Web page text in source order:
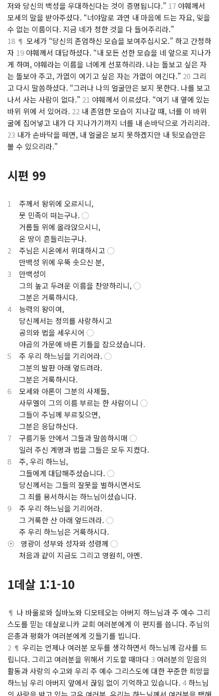
저와 당신의 백성을 우대하신다는 것이 증명됩니다.” 17 야훼께서
모세의 말을 받아주셨다. “너야말로 과연 내 마음에 드는 자요, 잊을
수 없는 이름이다. 지금 네가 청한 것을 다 들어주리라.”
18 ¶ 모세가 “당신의 존엄하신 모습을 보여주십시오.” 하고 간청하
자 19 야훼께서 대답하셨다. “내 모든 선한 모습을 네 앞으로 지나가
게 하며, 야훼라는 이름을 너에게 선포하리라. 나는 돌보고 싶은 자
는 돌보아 주고, 가엾이 여기고 싶은 자는 가엾이 여긴다.” 20 그리
고 다시 말씀하셨다. “그러나 나의 얼굴만은 보지 못한다. 나를 보고
나서 사는 사람이 없다.” 21 야훼께서 이르셨다. “여기 내 옆에 있는
바위 위에 서 있어라. 22 내 존엄한 모습이 지나갈 때, 너를 이 바위
굴에 집어넣고 내가 다 지나가기까지 너를 내 손바닥으로 가리리라.
23 내가 손바닥을 떼면, 내 얼굴은 보지 못하겠지만 내 뒷모습만은
볼 수 있으리라.”
시편 99
1
주께서 왕위에 오르시니,
뭇 민족이 떠는구나. ◯
거룹들 위에 올라앉으시니,
온 땅이 흔들리는구나.
2 주님은 시온에서 위대하시고◯
만백성 위에 우뚝 솟으신 분,
3 만백성이
그의 높고 두려운 이름을 찬양하리니,◯
그분은 거룩하시다.
4능력의 왕이여,
당신께서는 정의를 사랑하시고
공의와 법을 세우시어 ◯
야곱의 가문에 바른 기틀을 잡으셨습니다.
5 주 우리 하느님을 기리어라. ◯
그분의 발판 아래 엎드려라.
그분은 거룩하시다.
6 모세와 아론이 그분의 사제들,
사무엘이 그의 이름 부르는 한 사람이니 ◯
그들이 주님께 부르짖으면,
그분은 응답하신다.
7 구름기둥 안에서 그들과 말씀하시매 ◯
일러 주신 계명과 법을 그들은 모두 지켰다.
8 주, 우리 하느님,
그들에게 대답해주셨습니다. ◯
당신께서는 그들의 잘못을 벌하시면서도
그 죄를 용서하시는 하느님이셨습니다.
9 주 우리 하느님을 기리어라.
그 거룩한 산 아래 엎드려라. ◯
주 우리 하느님은 거룩하시다.
⦿ 영광이 성부와 성자와 성령께 ◯
처음과 같이 지금도 그리고 영원히, 아멘.
1데살 1:1-10
¶ 나 바울로와 실바노와 디모테오는 아버지 하느님과 주 예수 그리
스도를 믿는 데살로니카 교회 여러분에게 이 편지를 씁니다. 주님의
은총과 평화가 여러분에게 깃들기를 빕니다.
2 ¶ 우리는 언제나 여러분 모두를 생각하면서 하느님께 감사를 드
립니다. 그리고 여러분을 위해서 기도할 때마다3 여러분의 믿음의
활동과 사랑의 수고와 우리 주 예수 그리스도에 대한 꾸준한 희망을
하느님 우리 아버지 앞에서 끊임 없이 기억하고 있습니다. 4하느님